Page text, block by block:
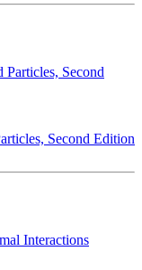
Second Edition